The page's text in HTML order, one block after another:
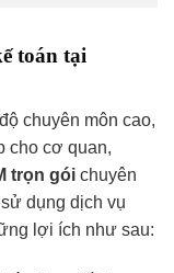
toán tại
chuyên môn cao,
cho cơ quan,
trọn gói chuyên
dụng dịch vụ
lợi ích như sau: